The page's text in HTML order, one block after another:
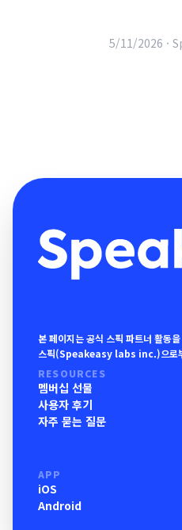
5/11/2026 ·
본 페이지는 공식 스픽 파트너 활동
스픽(Speakeasy labs inc.)으로부
RESOURCES
멤버십 선물
사용자 후기
자주 묻는 질문
APP
iOS
Android